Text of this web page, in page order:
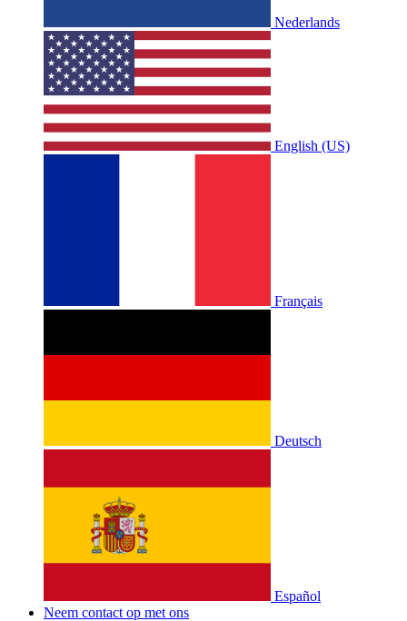
Nederlands
English (US)
Français
Deutsch
Español
Neem contact op met ons